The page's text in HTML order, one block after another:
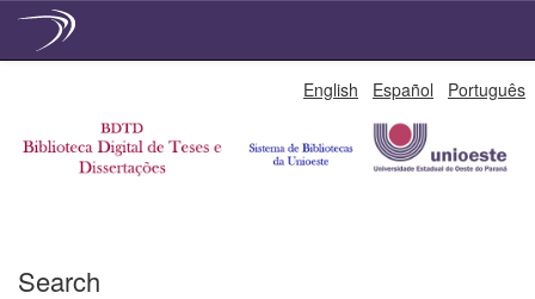
English Español Português
Search